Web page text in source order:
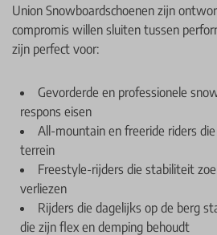
Union Snowboardschoenen zijn
compromis willen sluiten tussen
zijn perfect voor:
Gevorderde en professionele
respons eisen
All-mountain en freeride riders
terrein
Freestyle-rijders die stabiliteit
verliezen
Rijders die dagelijks op de berg
die zijn flex en demping behoudt